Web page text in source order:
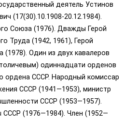
деятель Устинов
(17(30).10.1908-20.12.1984).
Союза (1976). Дважды Герой
Труда (1942, 1961), Герой
(1978). Один из двух кавалеров
одиннадцати орденов
ордена СССР. Народный комиссар
СССР (1941—1953), министр
СССР (1953—1957).
СССР (1976—1984). Член (1952—